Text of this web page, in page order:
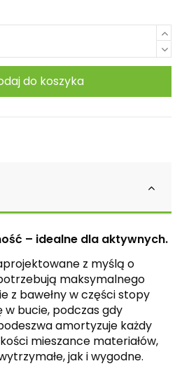
do koszyka
– idealne dla aktywnych.
z myślą o
maksymalnego
z bawełny w części stopy
w bucie, podczas gdy
amortyzuje każdy
mieszance materiałów,
jak i wygodne.